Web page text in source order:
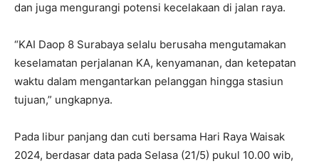
dan juga mengurangi potensi kecelakaan di jalan raya.
“KAI Daop 8 Surabaya selalu berusaha mengutamakan
keselamatan perjalanan KA, kenyamanan, dan ketepatan
waktu dalam mengantarkan pelanggan hingga stasiun
tujuan,” ungkapnya.
Pada libur panjang dan cuti bersama Hari Raya Waisak
2024, berdasar data pada Selasa (21/5) pukul 10.00 wib,